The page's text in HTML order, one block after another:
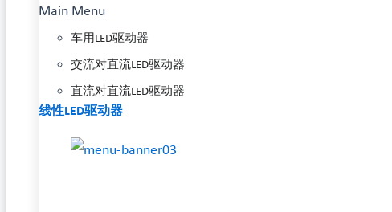
Main Menu
车用LED驱动器
交流对直流LED驱动器
直流对直流LED驱动器
线性LED驱动器